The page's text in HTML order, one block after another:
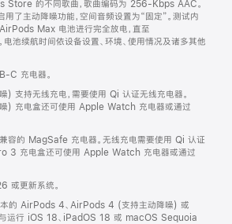
Store 的不同歌曲，歌曲编码为 256-Kbps AAC。
了主动降噪功能，空间音频设置为“固定”。测试内
Max 电池进行完全放电，直至
池续航时间依设备设置、环境、使用情况及诸多其他
C 充电器。
支持无线充电，需要使用 Qi 认证无线充电器。
) 充电盒还可使用 Apple Watch 充电器或通过
容的 MagSafe 充电器。无线充电需要使用 Qi 认证
3 充电盒还可使用 Apple Watch 充电器或通过
或更新系统。
本的 AirPods 4、AirPods 4 (支持主动降噪) 或
运行 iOS 18、iPadOS 18 或 macOS Sequoia